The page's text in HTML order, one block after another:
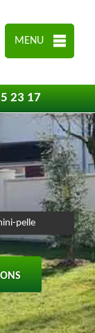
MENU
23 17
pelle